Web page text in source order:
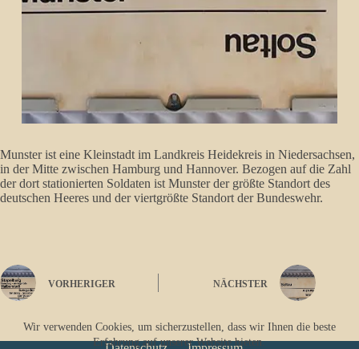
Wir verwenden Cookies, um sicherzustellen, dass wir Ihnen die beste
Erfahrung auf unserer Website bieten.
Munster ist eine Kleinstadt im Landkreis Heidekreis in Niedersachsen,
in der Mitte zwischen Hamburg und Hannover. Bezogen auf die Zahl
der dort stationierten Soldaten ist Munster der größte Standort des
deutschen Heeres und der viertgrößte Standort der Bundeswehr.
VORHERIGER NÄCHSTER